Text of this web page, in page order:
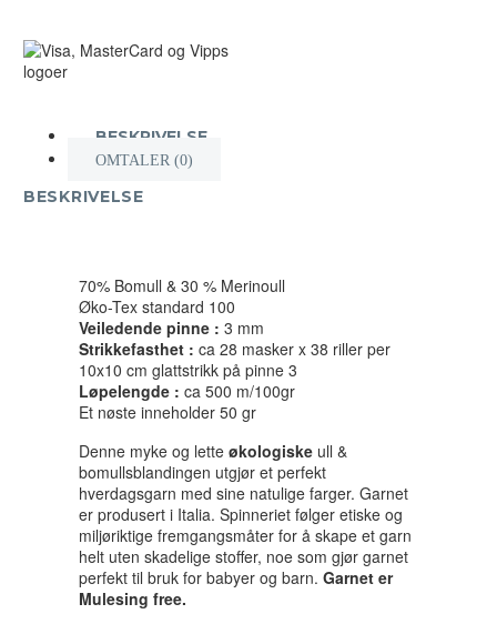
BESKRIVELSE
OMTALER (0)
BESKRIVELSE
70% Bomull & 30 % Merinoull
Øko-Tex standard 100
Veiledende pinne : 3 mm
Strikkefasthet : ca 28 masker x 38 riller per
10x10 cm glattstrikk på pinne 3
Løpelengde : ca 500 m/100gr
Et nøste inneholder 50 gr
Denne myke og lette økologiske ull &
bomullsblandingen utgjør et perfekt
hverdagsgarn med sine natulige farger. Garnet
er produsert i Italia. Spinneriet følger etiske og
miljøriktige fremgangsmåter for å skape et garn
helt uten skadelige stoffer, noe som gjør garnet
perfekt til bruk for babyer og barn. Garnet er
Mulesing free.